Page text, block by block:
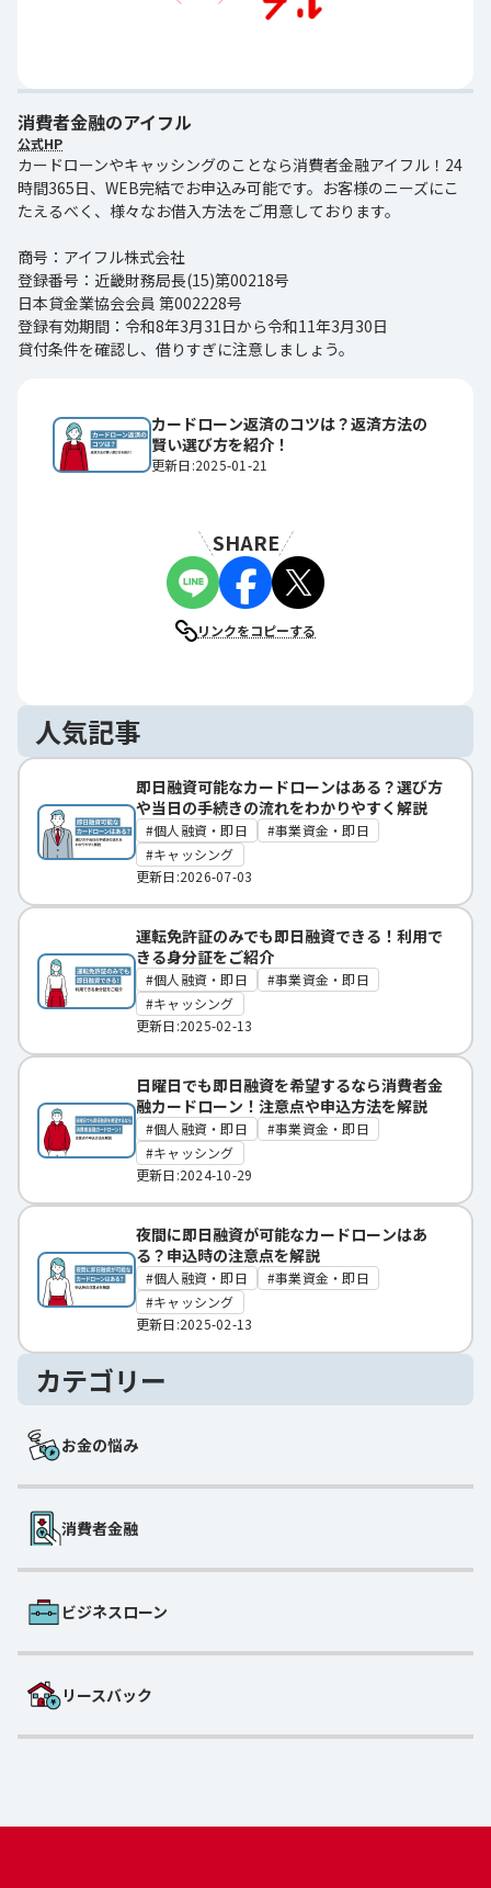
消費者金融のアイフル
公式HP
カードローンやキャッシングのことなら消費者金融アイフル！24
時間365日、WEB完結でお申込み可能です。お客様のニーズにこ
たえるべく、様々なお借入方法をご用意しております。
商号：アイフル株式会社
登録番号：近畿財務局長(15)第00218号
日本貸金業協会会員 第002228号
登録有効期間：令和8年3月31日から令和11年3月30日
貸付条件を確認し、借りすぎに注意しましょう。
カードローン返済のコツは？返済方法の
賢い選び方を紹介！
更新日:2025-01-21
SHARE
リンクをコピーする
人気記事
即日融資可能なカードローンはある？選び方
や当日の手続きの流れをわかりやすく解説
個人融資・即日
事業資金・即日
キャッシング
更新日:2026-07-03
運転免許証のみでも即日融資できる！利用で
きる身分証をご紹介
個人融資・即日
事業資金・即日
キャッシング
更新日:2025-02-13
日曜日でも即日融資を希望するなら消費者金
融カードローン！注意点や申込方法を解説
個人融資・即日
事業資金・即日
キャッシング
更新日:2024-10-29
夜間に即日融資が可能なカードローンはあ
る？申込時の注意点を解説
個人融資・即日
事業資金・即日
キャッシング
更新日:2025-02-13
カテゴリー
お金の悩み
消費者金融
ビジネスローン
リースバック